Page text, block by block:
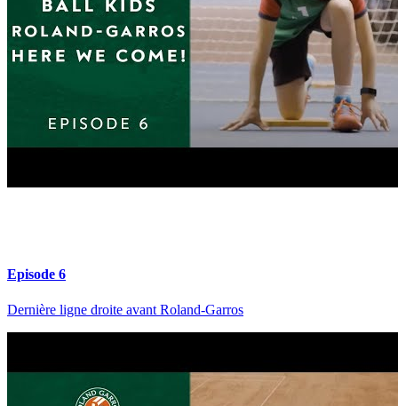
Episode 6
Dernière ligne droite avant Roland-Garros